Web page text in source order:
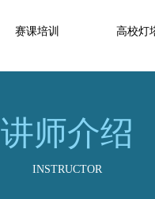
赛课培训 高校灯
讲师介绍
INSTRUCTOR